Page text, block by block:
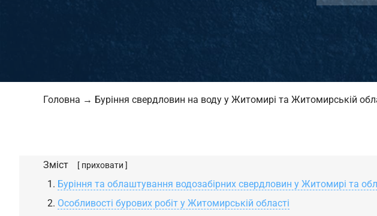
Головна → Буріння свердловин на воду у Житомирі та Житомирській
Зміст [ приховати ]
Буріння та облаштування водозабірних свердловин у Житомирі та
Особливості бурових робіт у Житомирській області